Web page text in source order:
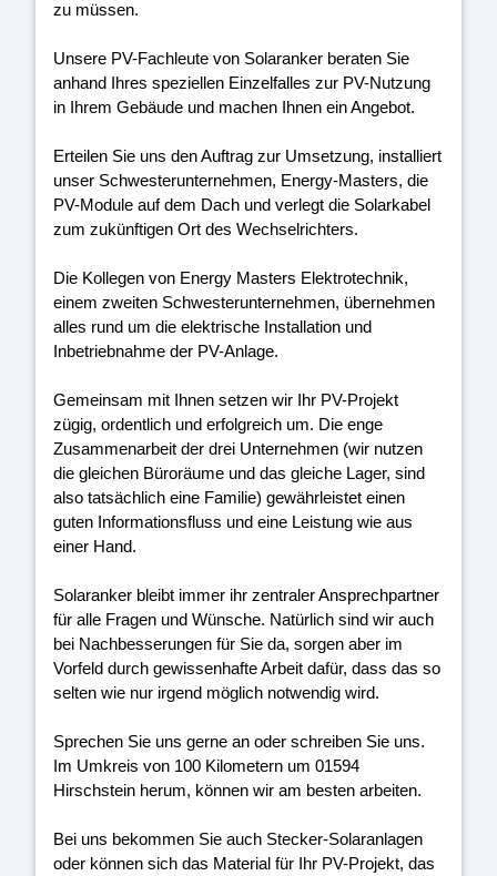
zu müssen.
Unsere PV-Fachleute von Solaranker beraten Sie
anhand Ihres speziellen Einzelfalles zur PV-Nutzung
in Ihrem Gebäude und machen Ihnen ein Angebot.
Erteilen Sie uns den Auftrag zur Umsetzung, installiert
unser Schwesterunternehmen, Energy-Masters, die
PV-Module auf dem Dach und verlegt die Solarkabel
zum zukünftigen Ort des Wechselrichters.
Die Kollegen von Energy Masters Elektrotechnik,
einem zweiten Schwesterunternehmen, übernehmen
alles rund um die elektrische Installation und
Inbetriebnahme der PV-Anlage.
Gemeinsam mit Ihnen setzen wir Ihr PV-Projekt
zügig, ordentlich und erfolgreich um. Die enge
Zusammenarbeit der drei Unternehmen (wir nutzen
die gleichen Büroräume und das gleiche Lager, sind
also tatsächlich eine Familie) gewährleistet einen
guten Informationsfluss und eine Leistung wie aus
einer Hand.
Solaranker bleibt immer ihr zentraler Ansprechpartner
für alle Fragen und Wünsche. Natürlich sind wir auch
bei Nachbesserungen für Sie da, sorgen aber im
Vorfeld durch gewissenhafte Arbeit dafür, dass das so
selten wie nur irgend möglich notwendig wird.
Sprechen Sie uns gerne an oder schreiben Sie uns.
Im Umkreis von 100 Kilometern um 01594
Hirschstein herum, können wir am besten arbeiten.
Bei uns bekommen Sie auch Stecker-Solaranlagen
oder können sich das Material für Ihr PV-Projekt, das